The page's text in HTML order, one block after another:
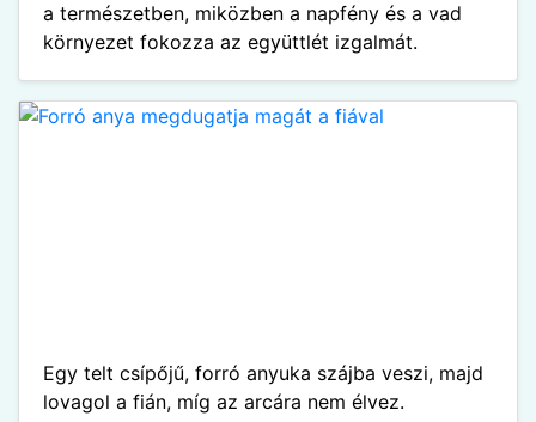
a természetben, miközben a napfény és a vad
környezet fokozza az együttlét izgalmát.
Egy telt csípőjű, forró anyuka szájba veszi, majd
lovagol a fián, míg az arcára nem élvez.